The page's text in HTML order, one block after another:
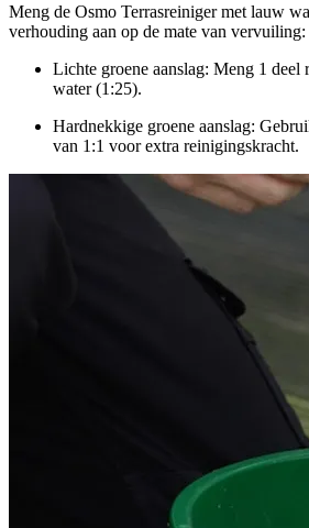
Meng de Osmo Terrasreiniger met lauw
verhouding aan op de mate van vervuiling:
Lichte groene aanslag: Meng 1 deel
water (1:25).
Hardnekkige groene aanslag:
van 1:1 voor extra reinigingskracht.